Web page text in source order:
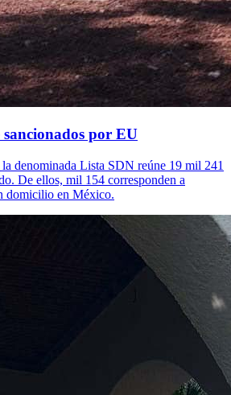
por EU
denominada Lista SDN reúne 19 mil 241
De ellos, mil 154 corresponden a
domicilio en México.